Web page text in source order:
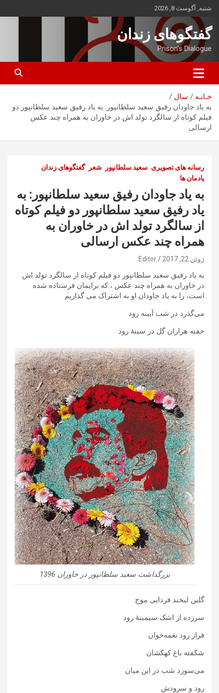
بروید
شنبه, آگوست 8, 2026
گفتگوهای زندان
Prison's Dialogue
خـانـه
سال
به یاد جاودان رفیق سعید سلطانپور: به یاد رفیق سعید سلطانپور دو
فیلم کوتاه از سالگرد تولد اش در خاوران به همراه چند عکس
ارسالی
رسانه های تصویری سعید سلطانپور شعر
گفتگوهای زندان
یادمان ها
به یاد جاودان رفیق سعید سلطانپور: به
یاد رفیق سعید سلطانپور دو فیلم کوتاه
از سالگرد تولد اش در خاوران به
همراه چند عکس ارسالی
ژوئن 22, 2017 Editor
به یاد رفیق سعید سلطانپور دو فیلم کوتاه از سالگرد تولد اش
در خاوران به همراه چند عکس ، که برایمان فرستاده شده
است، را به یاد جاودان او به اشتراک می گذاریم
می‌گذرد در شب آیینه رود
خفته هزاران گل در سینۀ رود
بزرگداشت سعید سلطانپور در خاوران 1396
گلبن لبخند فردایی موج
سرزده از اشک سیمینۀ رود
فراز رود نغمه‌خوان
شکفته باغ کهکشان
می‌سوزد شب در این میان
رود و سرودش